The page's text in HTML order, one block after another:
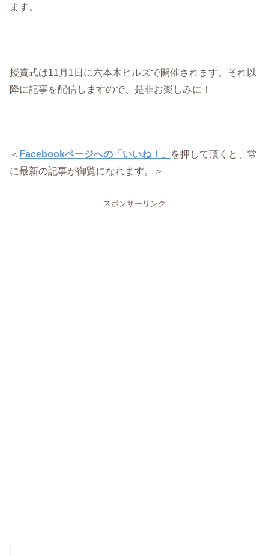
ます。
授賞式は11月1日に六本木ヒルズで開催されます。それ以
降に記事を配信しますので、是非お楽しみに！
＜ Facebookページへの「いいね！」 を押して頂くと、常
に最新の記事が御覧になれます。＞
スポンサーリンク